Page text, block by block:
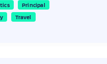
Principal
Travel